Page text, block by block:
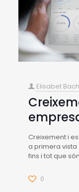
Elisabet Bach
Creixement i
a primera vista
fins i tot que
0